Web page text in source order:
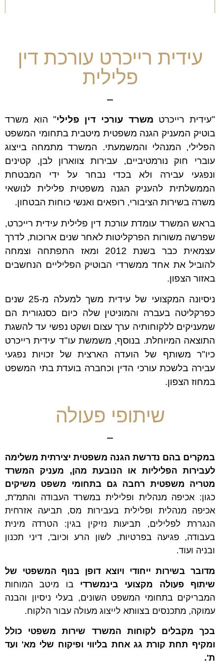
עידית רייכרט עורכת דין
פלילית
"עידית רייכרט משרד עורכי דין פלילי" הוא משרד
בוטיק המעניק הגנה משפטית מיטבית בתחומי המשפט
הפלילי, המנהלי והמשמעתי. המשרד מתמחה בייצוג
עוברי חוק נורמטיביים, עבירות צווארון לבן, קטינים
ונפגעי עבירה ולא בכדי נבחר על ידי המבטחת
הממשלתית להעניק הגנה משפטית פלילית לנושאי
משרה בשירות הציבורי, רופאים ואנשי כוחות הבטחון.
בראש המשרד עומדת עורכת דין פלילית עידית רייכרט,
שפרשה משורות הפרקליטות לאחר שנים ארוכות, לדרך
עצמאית כבר בשנת 2012 ומאז התפתחה וצמחה
להוביל את אחד ממשרדי הבוטיק הפליליים הנחשבים
באזור הצפון.
ניסיונה המקצועי של עידית משך למעלה מ-25 שנים
כפרקליטה בעברה והמוניטין שלה כיום כסנגורית הם
שמעניקים ללקוחותיה ערך עצום ושקט נפשי עד להשגת
התוצאה המיוחלת. בנוסף, משמשת עו"ד עידית רייכרט
כיו"ר משותף של הועדה הארצית של זכויות נפגעי
עבירה בלשכת עורכי הדין וכחברה בועדת בתי המשפט
במחוז הצפון.
שיתופי פעולה
במקרים בהם נדרשת הגנה משפטית יצירתית משלימה
לעבירות הפליליות או הנובעת מהן, מעניק המשרד
מטריה משפטית רחבה גם בתחומי משפט משיקים
כגון: אכיפה מנהלית ופלילית במשרד העבודה והתמ"ת,
אכיפה מנהלית ופלילית בעבירות מס, תביעה אזרחית
הנגררת לפלילים, תביעות נזיקין בגין: הטרדה מינית
בעבודה, פגיעה בפרטיות, לשון הרע וכיוב', דיני תכנון
ובניה ועוד.
מדובר בשירות ייחודי ויוצא דופן בנוף המשפטי של
שיתוף פעולה מקצועי בינמשרדי בו מיטב המוחות
המבריקים בתחומי המשפט השונים, בעלי ניסיון והבנה
עמוקה, מתכנסים בצוותא לייצוג מעולה עבור הלקוח.
בכך מקבלים לקוחות המשרד שירות משפטי כולל
ומקיף תחת קורת גג אחת בליווי ופיקוח שלי מא' ועד
ת'.